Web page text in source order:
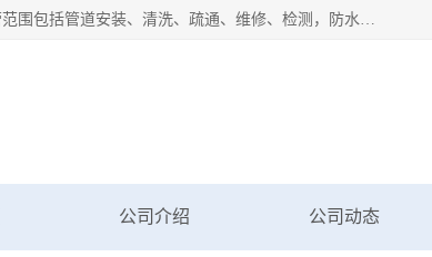
甘肃科探管道工程有限公司成立于2019年，注册地位于甘肃省兰州市。经营范围包括管道安装、清洗、疏通、维修、检测，防水工程，工程钻孔，化粪池清理，暖气安装，给排水管道安装维修，室内外管道如消防、供水、供热管道漏水检测定位，室内外防水堵漏等。
公司介绍 公司动态